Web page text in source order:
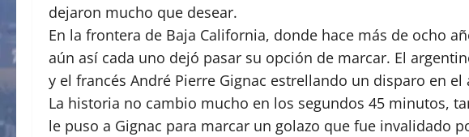
dejaron mucho que desear.
En la frontera de Baja California, donde hace más de ocho
aún así cada uno dejó pasar su opción de marcar. El
y el francés André Pierre Gignac estrellando un disparo en el
La historia no cambio mucho en los segundos 45 minutos,
le puso a Gignac para marcar un golazo que fue invalidado